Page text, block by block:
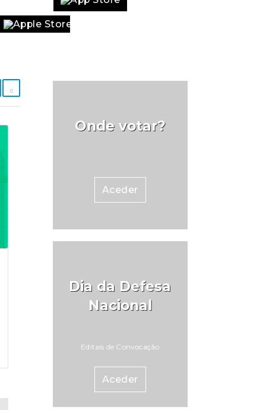
Onde votar?
Aceder
Dia da Defesa
Nacional
Editais de Convocação
Aceder